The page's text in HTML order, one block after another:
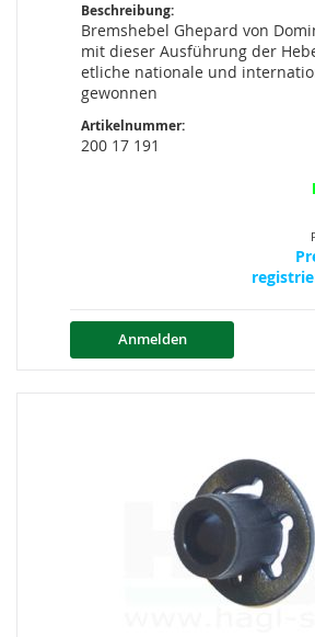
Beschreibung:
Bremshebel Ghepard von
mit dieser Ausführung der
etliche nationale und
gewonnen
Artikelnummer:
200 17 191
Anmelden